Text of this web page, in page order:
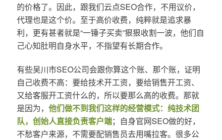
的价格了。因此，跟我们云点SEO合作，不用议价，
代理也是这个价。至于高价收费，纯粹就是追求暴
利，更有甚者就是“一锤子买卖”狠狠收割一波，他们自
己心知肚明自身水平，不指望有长期合作。
有些吴川市SEO公司会跟你算这个账、那个账，证明
自己收费不高：要给技术开工资，要给销售开工资、
又给客服开工资什么的，所以要那么高的收费。那就
是因为， 他们做不到我们这样的经营模式：纯技术团
队，创始人直接负责客户端；自身官网SEO做的好，
不愁客户来源，不需要配销售员去用嘴拉客。很多公